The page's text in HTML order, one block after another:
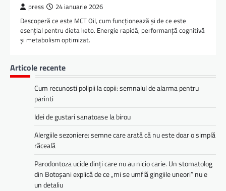
press 24 ianuarie 2026
Descoperă ce este MCT Oil, cum funcționează și de ce este
esențial pentru dieta keto. Energie rapidă, performanță cognitivă
și metabolism optimizat.
Articole recente
Cum recunosti polipii la copii: semnalul de alarma pentru
parinti
Idei de gustari sanatoase la birou
Alergiile sezoniere: semne care arată că nu este doar o simplă
răceală
Parodontoza ucide dinți care nu au nicio carie. Un stomatolog
din Botoșani explică de ce „mi se umflă gingiile uneori” nu e
un detaliu